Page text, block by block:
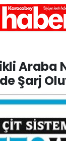
Araba
Şarj